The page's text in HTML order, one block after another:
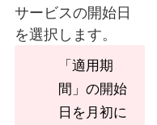
サービスの開始日
を選択します。
「適用期
間」の開始
日を月初に